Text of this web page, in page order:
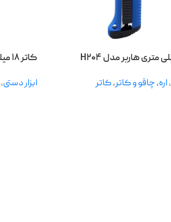
,اره، چاقو و کاتر,کاتر
کاتر ۱۸ میلی متری هاربر مدل H۲۰۳
ابزار دستی,